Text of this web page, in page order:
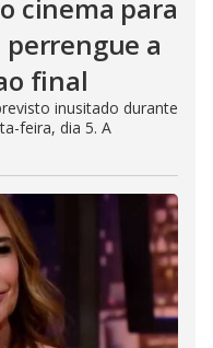
cinema para
perrengue a
final
inusitado durante
feira, dia 5. A